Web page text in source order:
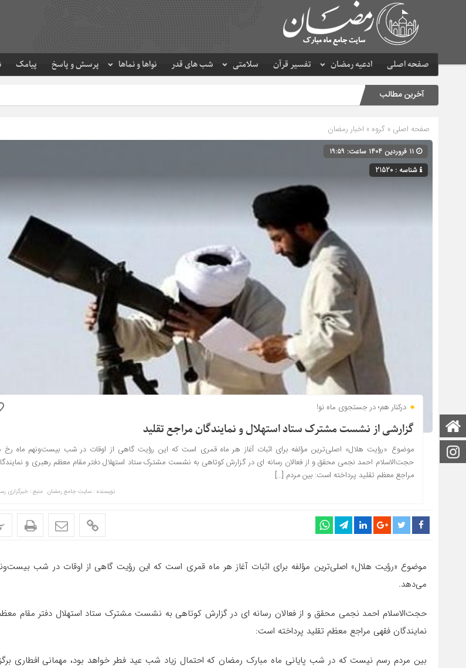
صفحه اصلی ادعیه رمضان تفسیر قرآن سلامتی شب های قدر نواها و نماها پرسش و پاسخ پیامک
صفحه اصلی
اینستاگرام
آخرین مطالب حرم مطهر امام
صفحه اصلی » گروه » اخبار رمضان
شناسه : 21520
درکنار هم؛ در جستجوی ماه نو!
گزارشی از نشست مشترک ستاد استهلال و نمایندگان مراجع تقلید
موضوع «رؤیت هلال» اصلی‌ترین مؤلفه برای اثبات آغاز هر ماه قمری است که این رؤیت گاهی از اوقات در شب بیست‌ونهم ماه
حجت‌الاسلام احمد نجمی محقق و از فعالان رسانه ای در گزارش کوتاهی به نشست مشترک ستاد استهلال دفتر مقام معظم رهبری و
مراجع معظم تقلید پرداخته است: بین مردم […]
نویسنده : سایت جامع رمضان منبع : خبرگزاری
موضوع «رؤیت هلال» اصلی‌ترین مؤلفه برای اثبات آغاز هر ماه قمری است که این رؤیت گاهی از اوقات در شب
می‌دهد.
حجت‌الاسلام احمد نجمی محقق و از فعالان رسانه ای در گزارش کوتاهی به نشست مشترک ستاد استهلال دفتر مقام
نمایندگان فقهی مراجع معظم تقلید پرداخته است:
بین مردم رسم نیست که در شب پایانی ماه مبارک رمضان که احتمال زیاد شب عید فطر خواهد بود، مهمانی افطاری